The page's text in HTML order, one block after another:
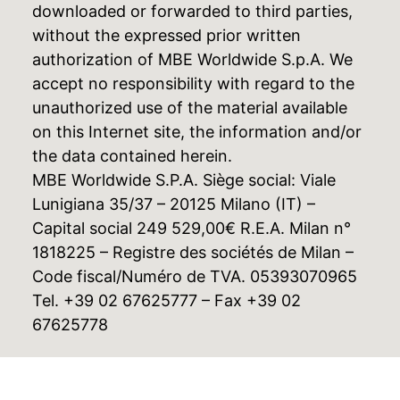
downloaded or forwarded to third parties,
without the expressed prior written
authorization of MBE Worldwide S.p.A. We
accept no responsibility with regard to the
unauthorized use of the material available
on this Internet site, the information and/or
the data contained herein.
MBE Worldwide S.P.A. Siège social: Viale
Lunigiana 35/37 – 20125 Milano (IT) –
Capital social 249 529,00€ R.E.A. Milan n°
1818225 – Registre des sociétés de Milan –
Code fiscal/Numéro de TVA. 05393070965
Tel. +39 02 67625777 – Fax +39 02
67625778